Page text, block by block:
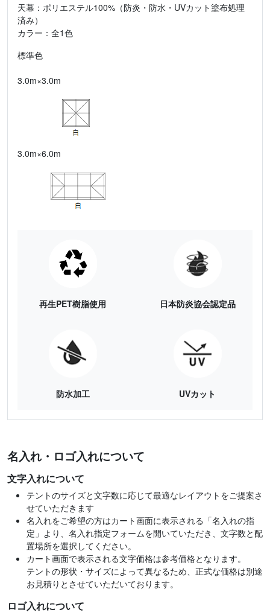
天幕：ポリエステル100%（防炎・防水・UVカット塗布処理
済み）
カラー：全1色
標準色
3.0m×3.0m
3.0m×6.0m
再生PET樹脂使用 日本防炎協会認定品
防水加工 UVカット
名入れ・ロゴ入れについて
文字入れについて
テントのサイズと文字数に応じて最適なレイアウトをご提案さ
せていただきます
名入れをご希望の方はカート画面に表示される「名入れの指
定」より、名入れ指定フォームを開いていただき、文字数と配
置場所を選択してください。
カート画面で表示される文字価格は参考価格となります。
テントの形状・サイズによって異なるため、正式な価格は別途
お見積りとさせていただいております。
ロゴ入れについて